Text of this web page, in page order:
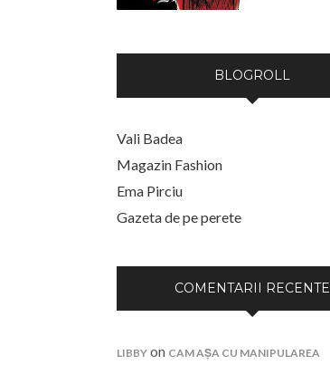
BLOGROLL
Vali Badea
Magazin Fashion
Ema Pirciu
Gazeta de pe perete
COMENTARII RECENTE
LIBBY on CAM AȘA CU MANIPULAREA